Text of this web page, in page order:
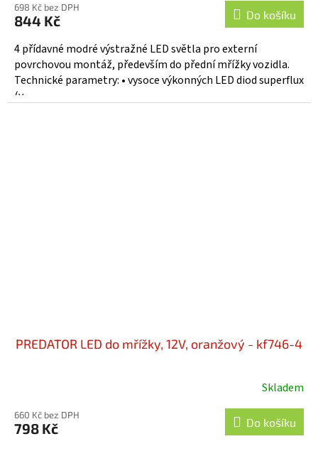
698 Kč bez DPH
844 Kč Do košíku
4 přídavné modré výstražné LED světla pro externí
povrchovou montáž, především do přední mřížky vozidla.
Technické parametry: • vysoce výkonných LED diod superflux
(v...
PREDATOR LED do mřížky, 12V, oranžový - kf746-4
Skladem
660 Kč bez DPH
798 Kč Do košíku